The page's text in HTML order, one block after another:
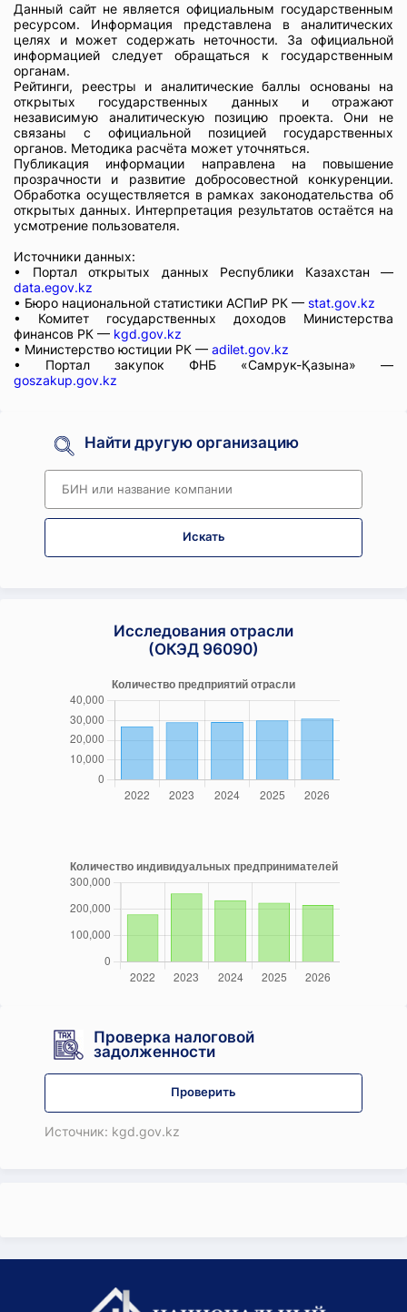
Данный сайт не является официальным государственным
ресурсом. Информация представлена в аналитических
целях и может содержать неточности. За официальной
информацией следует обращаться к государственным
органам.
Рейтинги, реестры и аналитические баллы основаны на
открытых государственных данных и отражают
независимую аналитическую позицию проекта. Они не
связаны с официальной позицией государственных
органов. Методика расчёта может уточняться.
Публикация информации направлена на повышение
прозрачности и развитие добросовестной конкуренции.
Обработка осуществляется в рамках законодательства об
открытых данных. Интерпретация результатов остаётся на
усмотрение пользователя.
Источники данных:
• Портал открытых данных Республики Казахстан —
data.egov.kz
• Бюро национальной статистики АСПиР РК — stat.gov.kz
• Комитет государственных доходов Министерства
финансов РК — kgd.gov.kz
• Министерство юстиции РК — adilet.gov.kz
• Портал закупок ФНБ «Самрук-Қазына» —
goszakup.gov.kz
Найти другую организацию
Искать
Исследования отрасли
(ОКЭД 96090)
Проверка налоговой
задолженности
Проверить
Источник: kgd.gov.kz